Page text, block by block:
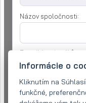
Názov spoločnosti:
E-mail (povinné) *
Telefón:
Informácie o
Kliknutím na
funkčné,